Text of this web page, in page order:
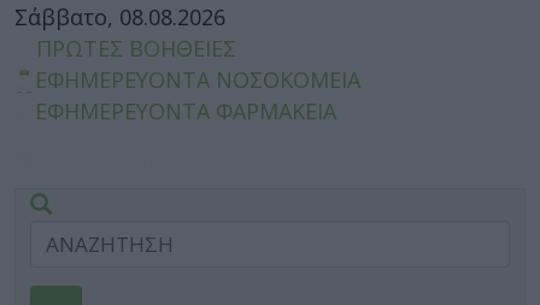
Σάββατο, 08.08.2026
ΠΡΩΤΕΣ ΒΟΗΘΕΙΕΣ
ΕΦΗΜΕΡΕΥΟΝΤΑ ΝΟΣΟΚΟΜΕΙΑ
ΕΦΗΜΕΡΕΥΟΝΤΑ ΦΑΡΜΑΚΕΙΑ